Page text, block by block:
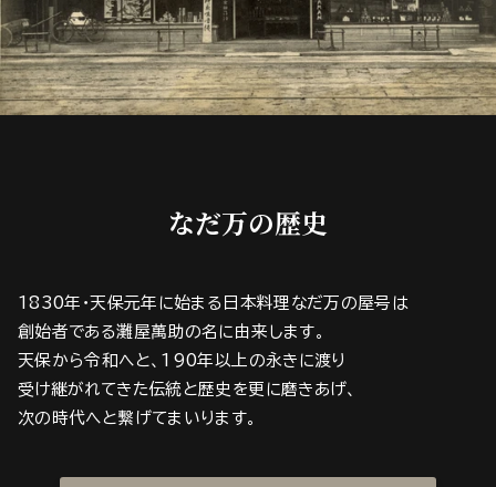
なだ万の歴史
1830年・天保元年に始まる日本料理なだ万の屋号は
創始者である灘屋萬助の名に由来します。
天保から令和へと、190年以上の永きに渡り
受け継がれてきた伝統と歴史を更に磨きあげ、
次の時代へと繋げてまいります。